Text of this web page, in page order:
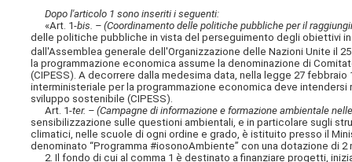
Dopo l'articolo 1 sono inseriti i seguenti:
«Art. 1-bis. – (Coordinamento delle politiche pubbliche per il
delle politiche pubbliche in vista del perseguimento degli obiettivi
dall'Assemblea generale dell'Organizzazione delle Nazioni Unite il
la programmazione economica assume la denominazione di
(CIPESS). A decorrere dalla medesima data, nella legge 27
interministeriale per la programmazione economica deve
sviluppo sostenibile (CIPESS).
Art. 1-ter. – (Campagne di informazione e formazione ambientale
sensibilizzazione sulle questioni ambientali, e in particolare sugli
climatici, nelle scuole di ogni ordine e grado, è istituito presso il
denominato “Programma #iosonoAmbiente” con una dotazione di 2
2. Il fondo di cui al comma 1 è destinato a finanziare progetti,